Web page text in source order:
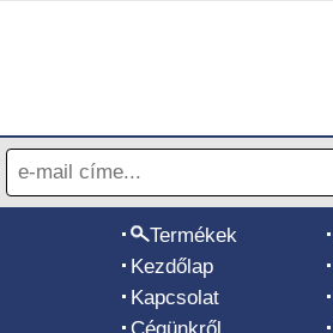
Termékek
Kezdőlap
Kapcsolat